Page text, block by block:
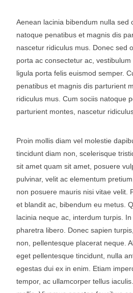
Aenean lacinia bibendum nulla sed
natoque penatibus et magnis dis
nascetur ridiculus mus. Donec sed
porta ac consectetur ac,
ligula porta felis euismod semper.
penatibus et magnis dis parturient
ridiculus mus. Cum sociis natoque
parturient montes, nascetur
Proin mollis diam vel molestie
tincidunt diam non, scelerisque
sit amet quam sit amet, posuere
pulvinar, velit ac elementum
non posuere mauris nisi vitae velit.
et blandit ac, bibendum eu metus.
lacinia neque ac, interdum turpis.
pharetra libero. Donec sapien
non, pellentesque placerat neque.
eget pellentesque tincidunt, nulla
egestas dui ex in enim. Etiam
tempor, ac ullamcorper tellus